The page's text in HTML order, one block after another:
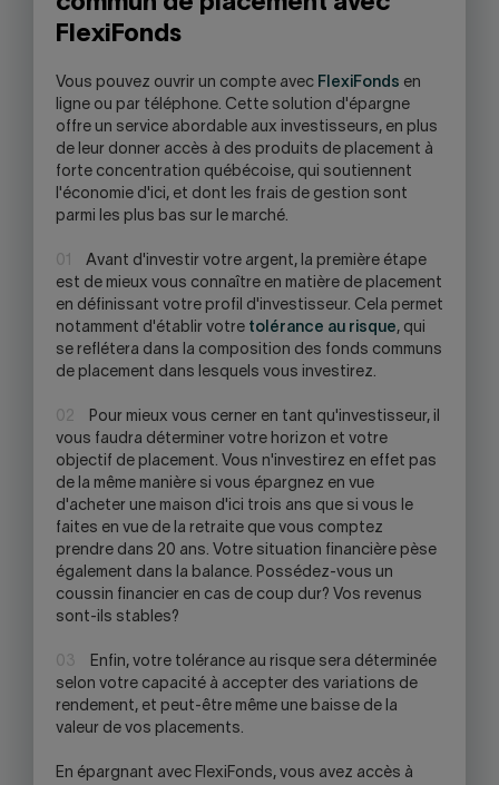
FlexiFonds
Vous pouvez ouvrir un compte avec FlexiFonds en
ligne ou par téléphone. Cette solution d'épargne
offre un service abordable aux investisseurs, en plus
de leur donner accès à des produits de placement à
forte concentration québécoise, qui soutiennent
l'économie d'ici, et dont les frais de gestion sont
parmi les plus bas sur le marché.
01
Avant d'investir votre argent, la première étape
est de mieux vous connaître en matière de placement
en définissant votre profil d'investisseur. Cela permet
notamment d'établir votre tolérance au risque, qui
se reflétera dans la composition des fonds communs
de placement dans lesquels vous investirez.
02
Pour mieux vous cerner en tant qu'investisseur, il
vous faudra déterminer votre horizon et votre
objectif de placement. Vous n'investirez en effet pas
de la même manière si vous épargnez en vue
d'acheter une maison d'ici trois ans que si vous le
faites en vue de la retraite que vous comptez
prendre dans 20 ans. Votre situation financière pèse
également dans la balance. Possédez-vous un
coussin financier en cas de coup dur? Vos revenus
sont-ils stables?
03
Enfin, votre tolérance au risque sera déterminée
selon votre capacité à accepter des variations de
rendement, et peut-être même une baisse de la
valeur de vos placements.
En épargnant avec FlexiFonds, vous avez accès à